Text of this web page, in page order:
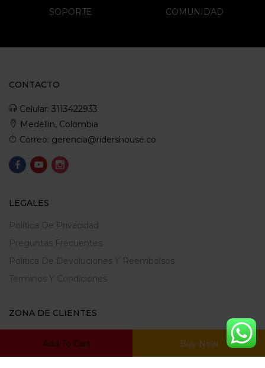
Add To Cart Buy Now
SOPORTE COMUNIDAD
CONTACTO
Celular: 3113422933
Medellin, Colombia
Correo: gerencia@ridershouse.co
LEGALES
Politica De Privacidad
Preguntas Frecuentes
Política De Devoluciones Y Reembolsos
Terminos Y Condiciones
ZONA DE CLIENTES